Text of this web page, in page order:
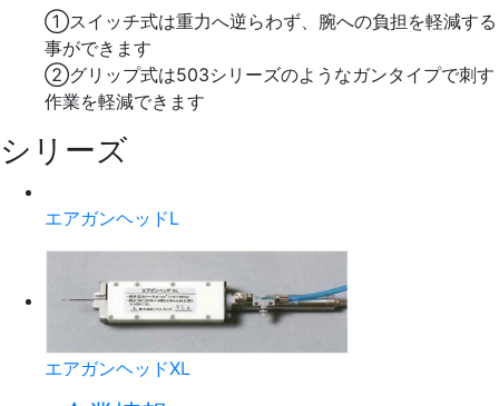
①スイッチ式は重力へ逆らわず、腕への負担を軽減する
事ができます
②グリップ式は503シリーズのようなガンタイプで刺す
作業を軽減できます
シリーズ
エアガンヘッドL
エアガンヘッドXL